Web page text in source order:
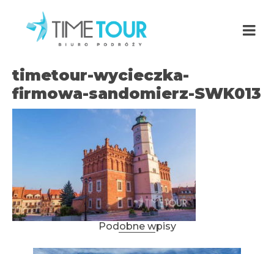
timetour-wycieczka-
firmowa-sandomierz-SWK013
Podobne wpisy